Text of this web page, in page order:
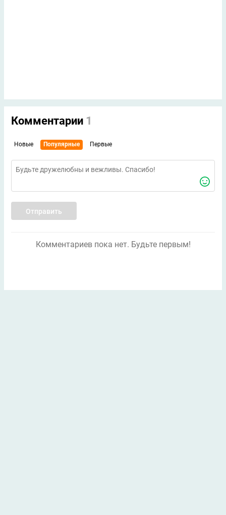
Комментарии 1
Новые Популярные Первые
Отправить
Комментариев пока нет. Будьте первым!